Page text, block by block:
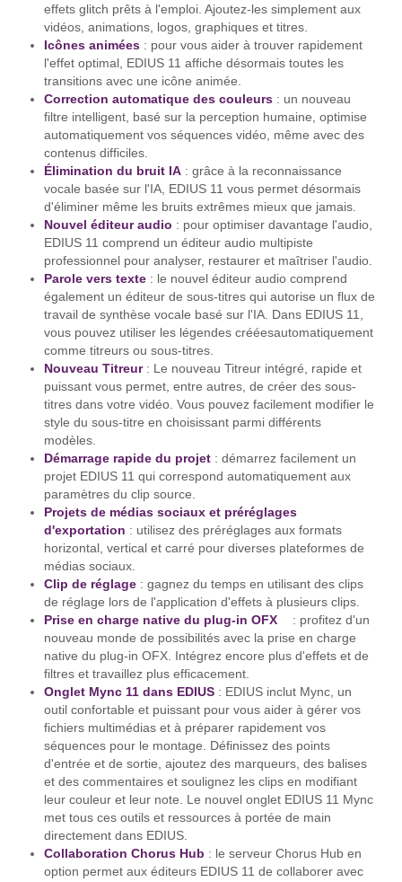
effets glitch prêts à l'emploi. Ajoutez-les simplement aux
vidéos, animations, logos, graphiques et titres.
Icônes animées: pour vous aider à trouver rapidement
l'effet optimal, EDIUS 11 affiche désormais toutes les
transitions avec une icône animée.
Correction automatique des couleurs: un nouveau
filtre intelligent, basé sur la perception humaine, optimise
automatiquement vos séquences vidéo, même avec des
contenus difficiles.
Élimination du bruit IA: grâce à la reconnaissance
vocale basée sur l'IA, EDIUS 11 vous permet désormais
d'éliminer même les bruits extrêmes mieux que jamais.
Nouvel éditeur audio : pour optimiser davantage l'audio,
EDIUS 11 comprend un éditeur audio multipiste
professionnel pour analyser, restaurer et maîtriser l'audio.
Parole vers texte: le nouvel éditeur audio comprend
également un éditeur de sous-titres qui autorise un flux de
travail de synthèse vocale basé sur l'IA. Dans EDIUS 11,
vous pouvez utiliser les légendes crééesautomatiquement
comme titreurs ou sous-titres.
Nouveau Titreur: Le nouveau Titreur intégré, rapide et
puissant vous permet, entre autres, de créer des sous-
titres dans votre vidéo. Vous pouvez facilement modifier le
style du sous-titre en choisissant parmi différents
modèles.
Démarrage rapide du projet: démarrez facilement un
projet EDIUS 11 qui correspond automatiquement aux
paramètres du clip source.
Projets de médias sociaux et préréglages
d'exportation : utilisez des préréglages aux formats
horizontal, vertical et carré pour diverses plateformes de
médias sociaux.
Clip de réglage: gagnez du temps en utilisant des clips
de réglage lors de l'application d'effets à plusieurs clips.
Prise en charge native du plug-in OFX
: profitez d'un
nouveau monde de possibilités avec la prise en charge
native du plug-in OFX. Intégrez encore plus d'effets et de
filtres et travaillez plus efficacement.
Onglet Mync 11 dans EDIUS: EDIUS inclut Mync, un
outil confortable et puissant pour vous aider à gérer vos
fichiers multimédias et à préparer rapidement vos
séquences pour le montage. Définissez des points
d'entrée et de sortie, ajoutez des marqueurs, des balises
et des commentaires et soulignez les clips en modifiant
leur couleur et leur note. Le nouvel onglet EDIUS 11 Mync
met tous ces outils et ressources à portée de main
directement dans EDIUS.
Collaboration Chorus Hub : le serveur Chorus Hub en
option permet aux éditeurs EDIUS 11 de collaborer avec